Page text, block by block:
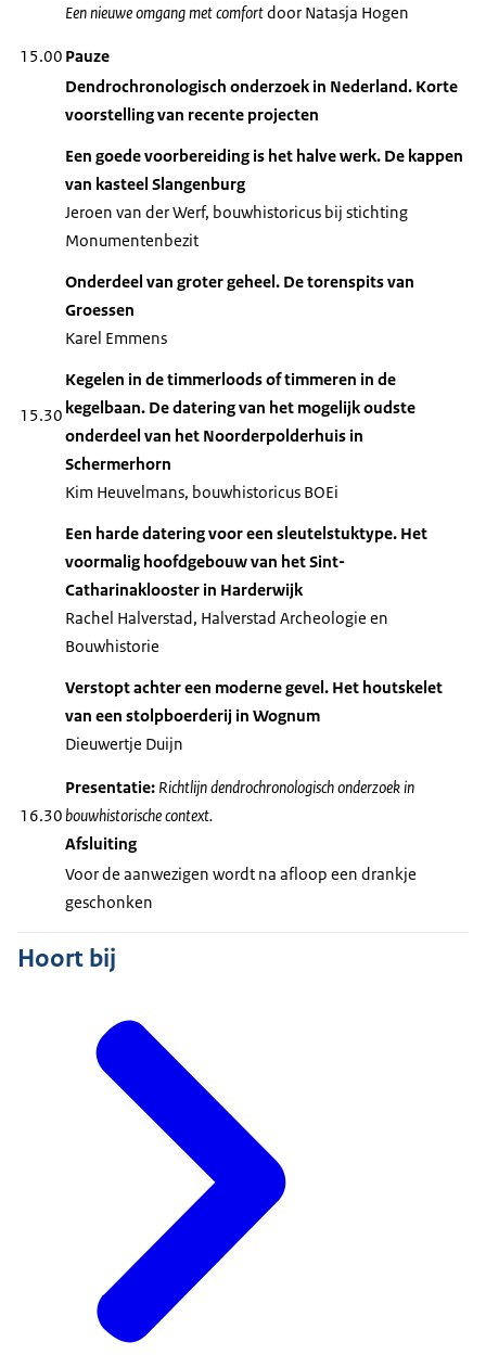
Een nieuwe omgang met comfortdoor Natasja Hogen
15.00 Pauze
15.30
Dendrochronologisch onderzoek in Nederland. Korte
voorstelling van recente projecten
Een goede voorbereiding is het halve werk. De kappen
van kasteel Slangenburg
Jeroen van der Werf, bouwhistoricus bij stichting
Monumentenbezit
Onderdeel van groter geheel. De torenspits van
Groessen
Karel Emmens
Kegelen in de timmerloods of timmeren in de
kegelbaan. De datering van het mogelijk oudste
onderdeel van het Noorderpolderhuis in
Schermerhorn
Kim Heuvelmans, bouwhistoricus BOEi
Een harde datering voor een sleutelstuktype. Het
voormalig hoofdgebouw van het Sint-
Catharinaklooster in Harderwijk
Rachel Halverstad, Halverstad Archeologie en
Bouwhistorie
Verstopt achter een moderne gevel. Het houtskelet
van een stolpboerderij in Wognum
Dieuwertje Duijn
16.30
Presentatie: Richtlijn dendrochronologisch onderzoek in
bouwhistorische context.
Afsluiting
Voor de aanwezigen wordt na afloop een drankje
geschonken
Hoort bij